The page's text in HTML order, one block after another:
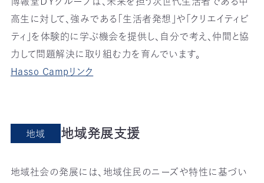
高生に対して、強みである「生活者発想」や「クリエイティビ
ティ」を体験的に学ぶ機会を提供し、自分で考え、仲間と協
力して問題解決に取り組む力を育んでいます。
Hasso Campリンク
地域 地域発展支援
地域社会の発展には、地域住民のニーズや特性に基づい